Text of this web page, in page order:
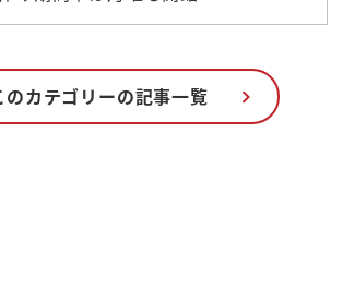
のカテゴリーの記事一覧